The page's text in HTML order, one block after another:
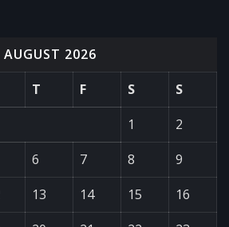
AUGUST 2026
T F S
S
1
2
6 7 8
9
13 14 15
16